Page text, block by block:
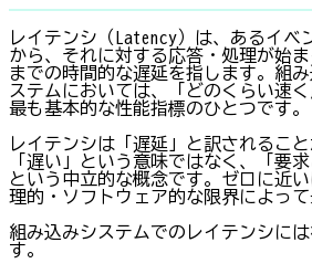
レイテンシ（Latency）は、あるイベ
から、それに対する応答・処理が始ま
までの時間的な遅延を指します。組
ステムにおいては、「どのくらい速
最も基本的な性能指標のひとつです。
レイテンシは「遅延」と訳されるこ
「遅い」という意味ではなく、「要
という中立的な概念です。ゼロに近
理的・ソフトウェア的な限界によって
組み込みシステムでのレイテンシに
す。